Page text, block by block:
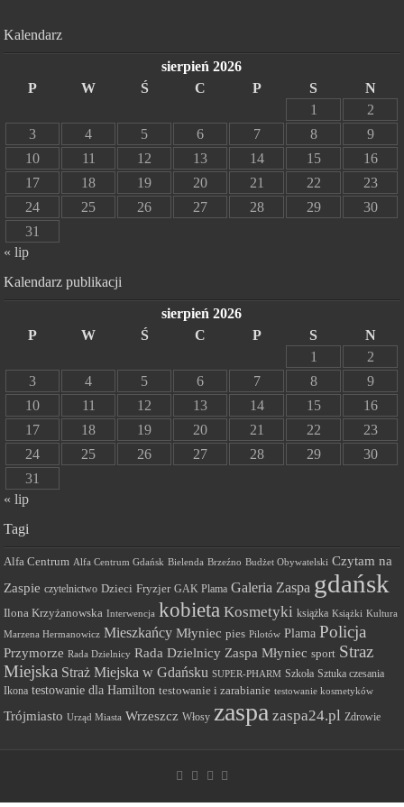
Kalendarz
sierpień 2026
P
W Ś C P S
N
1
2
3
4 5 6 7 8
9
10
11 12 13 14 15
16
17
18 19 20 21 22
23
24
25 26 27 28 29
30
31
« lip
Kalendarz publikacji
sierpień 2026
P
W Ś C P S
N
1
2
3
4 5 6 7 8
9
10
11 12 13 14 15
16
17
18 19 20 21 22
23
24
25 26 27 28 29
30
31
« lip
Tagi
Alfa Centrum Alfa Centrum Gdańsk Bielenda Brzeźno Budżet Obywatelski Czytam na
Zaspie czytelnictwo Dzieci Fryzjer GAK Plama Galeria Zaspa gdańsk
Ilona Krzyżanowska Interwencja kobieta Kosmetyki książka Książki Kultura
Marzena Hermanowicz Mieszkańcy Młyniec pies Pilotów Plama Policja
Przymorze Rada Dzielnicy Rada Dzielnicy Zaspa Młyniec sport Straz
Miejska Straż Miejska w Gdańsku SUPER-PHARM Szkoła Sztuka czesania
Ikona testowanie dla Hamilton testowanie i zarabianie testowanie kosmetyków
Trójmiasto Urząd Miasta Wrzeszcz Włosy zaspa zaspa24.pl Zdrowie